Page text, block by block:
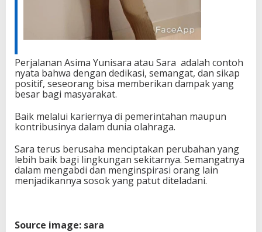
Perjalanan Asima Yunisara atau Sara adalah contoh
nyata bahwa dengan dedikasi, semangat, dan sikap
positif, seseorang bisa memberikan dampak yang
besar bagi masyarakat.
Baik melalui kariernya di pemerintahan maupun
kontribusinya dalam dunia olahraga.
Sara terus berusaha menciptakan perubahan yang
lebih baik bagi lingkungan sekitarnya. Semangatnya
dalam mengabdi dan menginspirasi orang lain
menjadikannya sosok yang patut diteladani.
Source image: sara